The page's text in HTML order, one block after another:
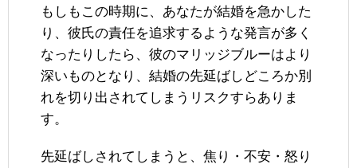
もしもこの時期に、あなたが結婚を急かした
り、彼氏の責任を追求するような発言が多く
なったりしたら、彼のマリッジブルーはより
深いものとなり、結婚の先延ばしどころか別
れを切り出されてしまうリスクすらありま
す。
先延ばしされてしまうと、焦り・不安・怒り